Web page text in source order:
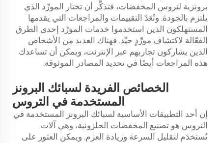
برونزية لتروس المخفضات، فتذكَّر أن تختار المورِّد الذي
يلتزم بالجودة. وتُعَدّ التقييمات والمراجعات التي يقدمها
المستهلكون الذين استخدموا خدمات المورِّد إحدى الطرق
الفعّالة لاكتشاف مورِّدٍ جيِّد. فهناك العديد من الأشخاص
الذين يشاركون تجاربهم عبر الإنترنت، ويمكن أن تساعدك
هذه المراجعات أيضًا في تحديد المصادر الموثوقة.
الخصائص الفريدة لسبائك البرونز
المستخدمة في التروس
إن أحد التطبيقات الأساسية لسبائك البرونز المستخدمة في
التروس هو تصنيع المخفضات الحلزونية، وهي آلات
تُستخدَم لتقليل السرعة وزيادة العزم. ويمكن العثور على